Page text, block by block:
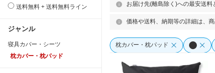
送料無料 + 送料無料ライン
ジャンル
寝具カバー・シーツ
枕カバー・枕パッド
お届け先(離島除く)への最安送
価格や送料、納期等の詳細は、
枕カバー・枕パッド